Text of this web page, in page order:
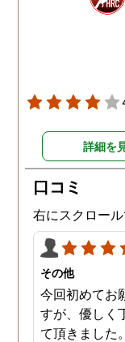
具体的な不
す。 探偵社
る方は、こち
たします。
詳細を
口コミ
右にスクロー
その他
今回初めてお
すが、優しく
て頂きました